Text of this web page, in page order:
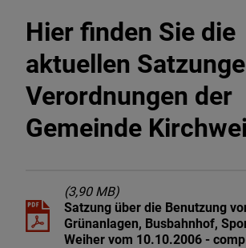
Sturzflut- Risikomanagement
Fernwärme
Hier finden Sie die
aktuellen
Verordnungen der
Gemeinde
(3,90 MB)
Satzung über die Benutzung
Grünanlagen, Busbahnhof,
Weiher vom 10.10.2006 -